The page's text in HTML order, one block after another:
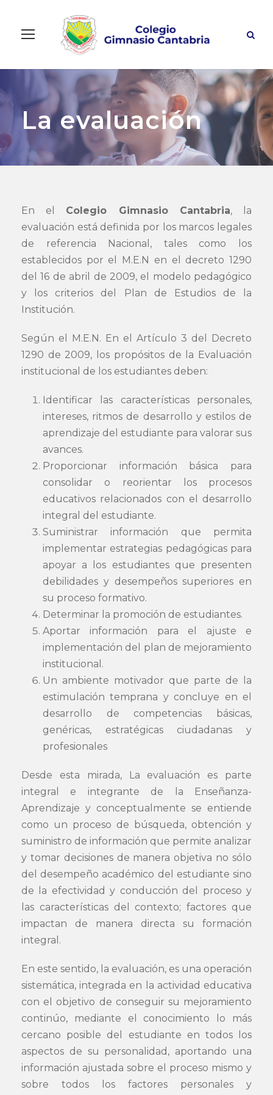
La evaluación
En el Colegio Gimnasio Cantabria, la
evaluación está definida por los marcos legales
de referencia Nacional, tales como los
establecidos por el M.E.N en el decreto 1290
del 16 de abril de 2009, el modelo pedagógico
y los criterios del Plan de Estudios de la
Institución.
Según el M.E.N. En el Artículo 3 del Decreto
1290 de 2009, los propósitos de la Evaluación
institucional de los estudiantes deben:
Identificar las características personales,
intereses, ritmos de desarrollo y estilos de
aprendizaje del estudiante para valorar sus
avances.
Proporcionar información básica para
consolidar o reorientar los procesos
educativos relacionados con el desarrollo
integral del estudiante.
Suministrar información que permita
implementar estrategias pedagógicas para
apoyar a los estudiantes que presenten
debilidades y desempeños superiores en
su proceso formativo.
Determinar la promoción de estudiantes.
Aportar información para el ajuste e
implementación del plan de mejoramiento
institucional.
Un ambiente motivador que parte de la
estimulación temprana y concluye en el
desarrollo de competencias básicas,
genéricas, estratégicas ciudadanas y
profesionales
Desde esta mirada, La evaluación es parte
integral e integrante de la Enseñanza-
Aprendizaje y conceptualmente se entiende
como un proceso de búsqueda, obtención y
suministro de información que permite analizar
y tomar decisiones de manera objetiva no sólo
del desempeño académico del estudiante sino
de la efectividad y conducción del proceso y
las características del contexto; factores que
impactan de manera directa su formación
integral.
En este sentido, la evaluación, es una operación
sistemática, integrada en la actividad educativa
con el objetivo de conseguir su mejoramiento
continúo, mediante el conocimiento lo más
cercano posible del estudiante en todos los
aspectos de su personalidad, aportando una
información ajustada sobre el proceso mismo y
sobre todos los factores personales y